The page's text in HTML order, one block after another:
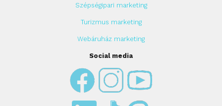
Szépségipari marketing
Turizmus marketing
Webáruház marketing
Social media